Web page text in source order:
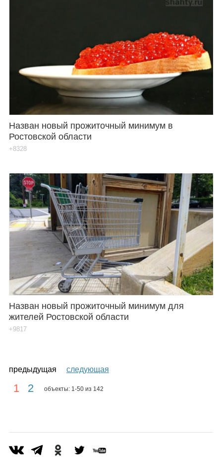
Назван новый прожиточный минимум в
Ростовской области
+8328
Назван новый прожиточный минимум для
жителей Ростовской области
+9817
предыдущая следующая
1 2 объекты: 1-50 из 142